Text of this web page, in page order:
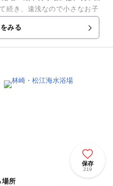
続き、遠浅なので小さなお子
4月から6月までは「アサリ」
みる
保存
219
場所